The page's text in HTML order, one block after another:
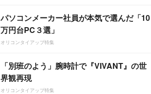
パソコンメーカー社員が本気で選んだ「10
万円台PC３選」
オリコンタイアップ特集
「別班のよう」腕時計で『VIVANT』の世
界観再現
オリコンタイアップ特集